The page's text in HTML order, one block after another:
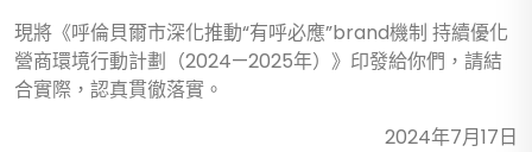
現將《呼倫貝爾市深化推動“有呼必應”brand機制 持續優化
營商環境行動計劃（2024—2025年）》印發給你們，請結
合實際，認真貫徹落實。
2024年7月17日